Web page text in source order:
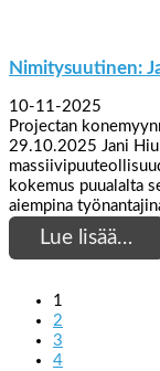
Nimitysuutinen:
10-11-2025
Projectan
29.10.2025 Jani
kokemus puualalta
aiempina
Lue lisää…
1
2
3
4